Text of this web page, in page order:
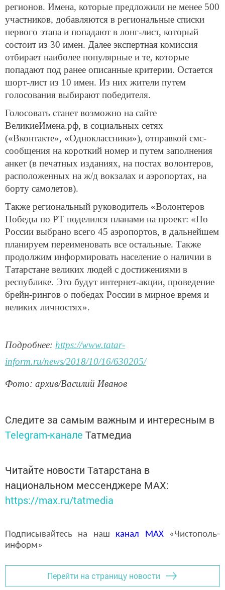
регионов. Имена, которые предложили не менее 500
участников, добавляются в региональные списки
первого этапа и попадают в лонг-лист, который
состоит из 30 имен. Далее экспертная комиссия
отбирает наиболее популярные и те, которые
попадают под ранее описанные критерии. Остается
шорт-лист из 10 имен. Из них жители путем
голосования выбирают победителя.
Голосовать станет возможно на сайте
ВеликиеИмена.рф, в социальных сетях
(«Вконтакте», «Одноклассники»), отправкой смс-
сообщения на короткий номер и путем заполнения
анкет (в печатных изданиях, на постах волонтеров,
расположенных на ж/д вокзалах и аэропортах, на
борту самолетов).
Также региональный руководитель «Волонтеров
Победы по РТ поделился планами на проект: «По
России выбрано всего 45 аэропортов, в дальнейшем
планируем переименовать все остальные. Также
продолжим информировать население о наличии в
Татарстане великих людей с достижениями в
республике. Это будут интернет-акции, проведение
брейн-рингов о победах России в мирное время и
великих личностях».
Подробнее: https://www.tatar-
inform.ru/news/2018/10/16/630205/
Фото: архив/Василий Иванов
Следите за самым важным и интересным в
Telegram-канале Татмедиа
Читайте новости Татарстана в
национальном мессенджере MАХ:
https://max.ru/tatmedia
Подписывайтесь на наш канал MAX«Чистополь-
информ»
Перейти на страницу новости